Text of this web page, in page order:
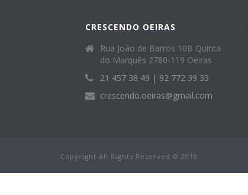
CRESCENDO OEIRAS
Rua João de Barros 10B Quinta
do Marquês 2780-119 Oeiras
21 457 38 49 | 92 772 39 33
crescendo.oeiras@gmail.com
Copyright All Rights Reserved © 2018